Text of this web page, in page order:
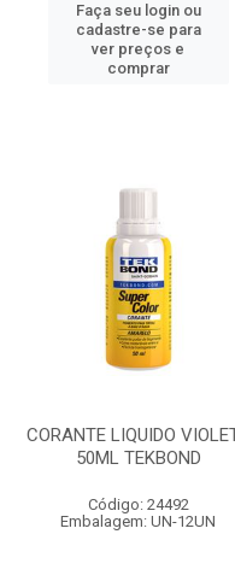
Faça seu login ou
cadastre-se para
ver preços e
comprar
CORANTE LIQUIDO
50ML TEKBOND
Código: 24492
Embalagem: UN-12UN